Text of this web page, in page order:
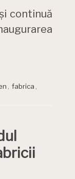
continuă
fabrica